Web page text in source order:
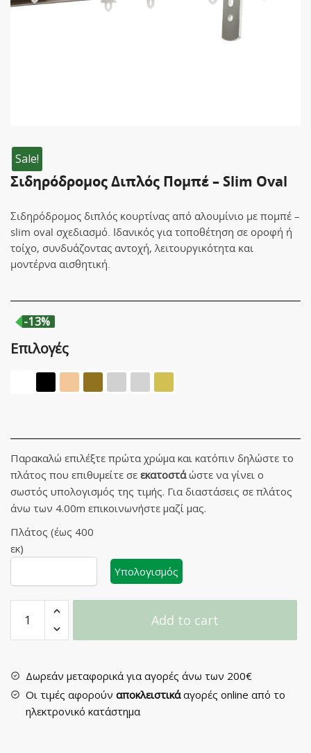
Sale!
Σιδηρόδρομος Διπλός Πομπέ – Slim Oval
Σιδηρόδρομος διπλός κουρτίνας από αλουμίνιο με πομπέ –
slim oval σχεδιασμό. Ιδανικός για τοποθέτηση σε οροφή ή
τοίχο, συνδυάζοντας αντοχή, λειτουργικότητα και
μοντέρνα αισθητική.
-13%
Επιλογές
Παρακαλώ επιλέξτε πρώτα χρώμα και κατόπιν δηλώστε το
πλάτος που επιθυμείτε σε εκατοστάώστε να γίνει ο
σωστός υπολογισμός της τιμής. Για διαστάσεις σε πλάτος
άνω των 4.00m επικοινωνήστε μαζί μας.
Πλάτος (έως 400
εκ)
Υπολογισμός
Σιδηρόδρομος
Διπλός
Πομπέ
Slim
Oval
quantity
Add to cart
Δωρεάν μεταφορικά για αγορές άνω των 200€
Οι τιμές αφορούν αποκλειστικάαγορές online από το
ηλεκτρονικό κατάστημα